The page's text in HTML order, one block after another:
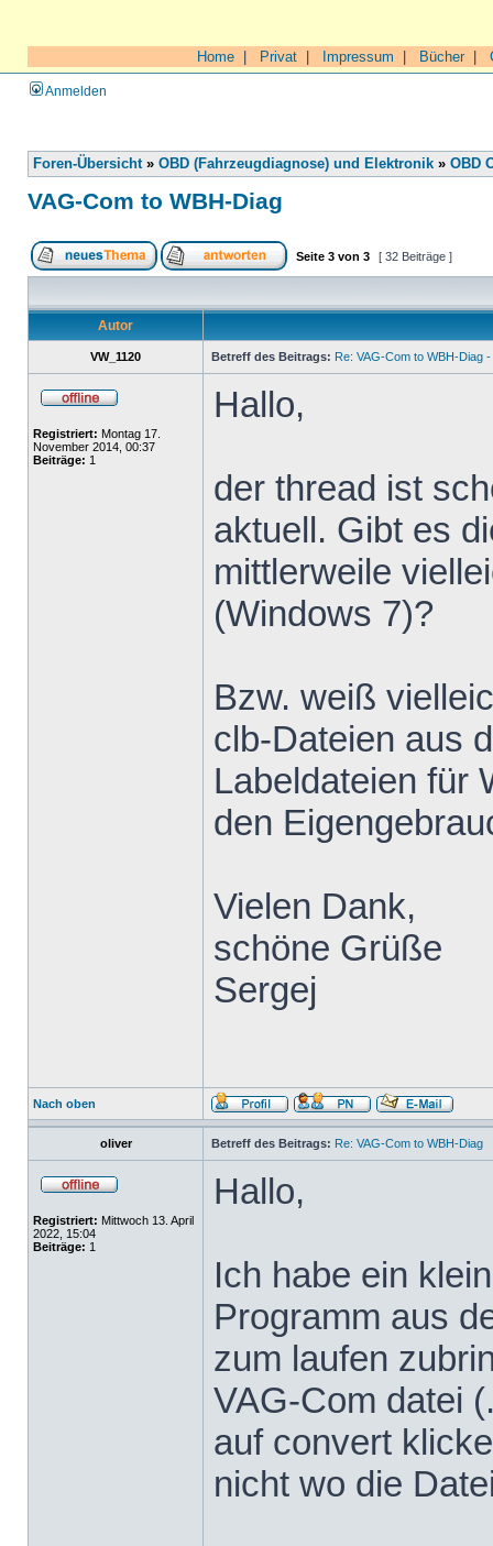
Home Privat Impressum Bücher|
Anmelden
Foren-Übersicht» OBD (Fahrzeugdiagnose) und Elektronik » OBD
VAG-Com to WBH-Diag
Seite 3 von 3 [ 32 Beiträge ]
Autor
VW_1120 Betreff des Beitrags: Re: VAG-Com to WBH-Diag
Registriert: Montag 17.
November 2014, 00:37
Beiträge: 1
Hallo,
der thread ist
aktuell. Gibt es
mittlerweile
(Windows 7)?
Bzw. weiß
clb-Dateien aus
Labeldateien für
den
Vielen Dank,
schöne Grüße
Sergej
Nach oben
oliver Betreff des Beitrags: Re: VAG-Com to WBH-Diag
Registriert: Mittwoch 13. April
2022, 15:04
Beiträge: 1
Hallo,
Ich habe ein
Programm aus
zum laufen
VAG-Com datei
auf convert
nicht wo die